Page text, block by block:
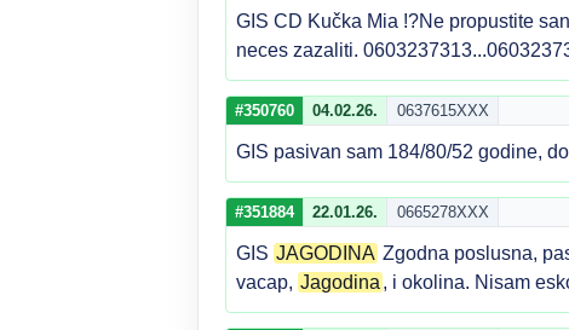
GIS CD Kučka Mia !?Ne propustite
neces zazaliti.
#350760 04.02.26. 0637615XXX
GIS pasivan sam 184/80/52 godine,
#351884 22.01.26. 0665278XXX
GIS JAGODINA Zgodna poslusna,
vacap, Jagodina , i okolina. Nisam